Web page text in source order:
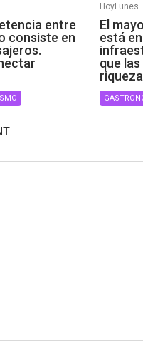
entre
consiste en
HoyLunes
El
está
que
riqueza